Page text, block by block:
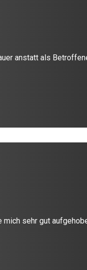
anstatt als
mich sehr gut